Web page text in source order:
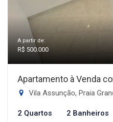
A partir de:
R$ 500.000
Apartamento à Venda
Vila Assunção, Praia
2 Quartos 2 Banheiros